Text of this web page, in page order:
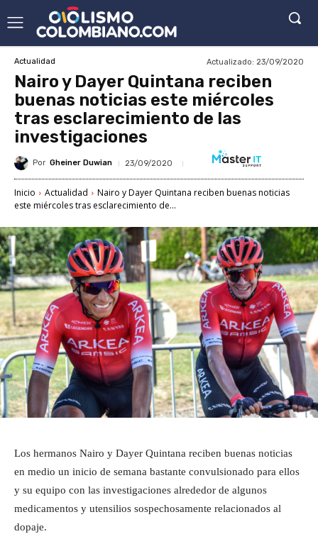
Actualidad Actualizado: 23/09/2020
Nairo y Dayer Quintana reciben
buenas noticias este miércoles
tras esclarecimiento de las
investigaciones
Por Gheiner Duwian 23/09/2020
Inicio Actualidad
Nairo y Dayer Quintana reciben buenas noticias
este miércoles tras esclarecimiento de...
Los hermanos Nairo y Dayer Quintana reciben buenas noticias
en medio un inicio de semana bastante convulsionado para ellos
y su equipo con las investigaciones alrededor de algunos
medicamentos y utensilios sospechosamente relacionados al
dopaje.